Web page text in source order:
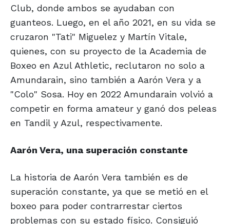
Club, donde ambos se ayudaban con
guanteos. Luego, en el año 2021, en su vida se
cruzaron "Tati" Miguelez y Martín Vitale,
quienes, con su proyecto de la Academia de
Boxeo en Azul Athletic, reclutaron no solo a
Amundarain, sino también a Aarón Vera y a
"Colo" Sosa. Hoy en 2022 Amundarain volvió a
competir en forma amateur y ganó dos peleas
en Tandil y Azul, respectivamente.
Aarón Vera, una superación constante
La historia de Aarón Vera también es de
superación constante, ya que se metió en el
boxeo para poder contrarrestar ciertos
problemas con su estado físico. Consiguió